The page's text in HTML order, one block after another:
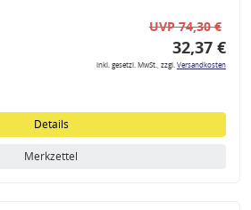
UVP 74,30 €
32,37 €
inkl. gesetzl. MwSt., zzgl.Versandkosten
Details
Merkzettel